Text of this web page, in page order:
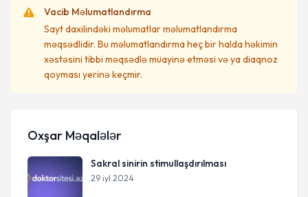
Vacib Məlumatlandırma
Sayt daxilindəki məlumatlar məlumatlandırma
məqsədlidir. Bu məlumatlandırma heç bir halda həkimin
xəstəsini tibbi məqsədlə müayinə etməsi və ya diaqnoz
qoyması yerinə keçmir.
Oxşar Məqalələr
Sakral sinirin stimullaşdırılması
29 iyl 2024